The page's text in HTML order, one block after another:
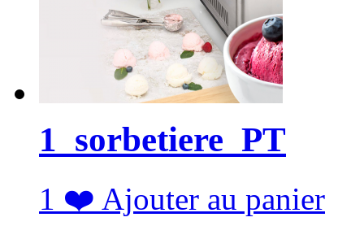
1_sorbetiere_PT
1 ❤️ Ajouter au panier